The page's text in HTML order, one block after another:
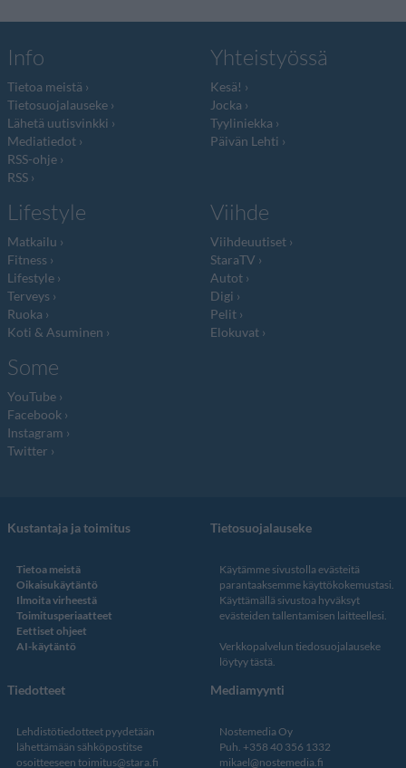
Info
Tietoa meistä
Tietosuojalauseke
Lähetä uutisvinkki
Mediatiedot
RSS-ohje
RSS
Yhteistyössä
Kesä!
Jocka
Tyyliniekka
Päivän Lehti
Lifestyle
Matkailu
Fitness
Lifestyle
Terveys
Ruoka
Koti & Asuminen
Viihde
Viihdeuutiset
StaraTV
Autot
Digi
Pelit
Elokuvat
Some
YouTube
Facebook
Instagram
Twitter
Kustantaja ja toimitus
Tietoa meistä
Oikaisukäytäntö
Ilmoita virheestä
Toimitusperiaatteet
Eettiset ohjeet
AI-käytäntö
Tietosuojalauseke
Käytämme sivustolla evästeitä
parantaaksemme käyttökokemustasi.
Käyttämällä sivustoa hyväksyt
evästeiden tallentamisen laitteellesi.
Verkkopalvelun tiedosuojalauseke
löytyy tästä.
Tiedotteet
Lehdistötiedotteet pyydetään
lähettämään sähköpostitse
osoitteeseen toimitus@stara.fi
Mediamyynti
Nostemedia Oy
Puh. +358 40 356 1332
mikael@nostemedia.fi